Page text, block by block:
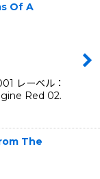
Of A
レーベル：
Red 02.
The